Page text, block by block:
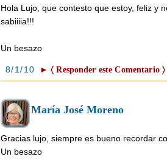
Hola Lujo, que contesto que estoy, feliz y
sabiiiia!!!
Un besazo
8/1/10 ► 〈 Responder este Comentario 〉
María José Moreno
Gracias lujo, siempre es bueno recordar
Un besazo